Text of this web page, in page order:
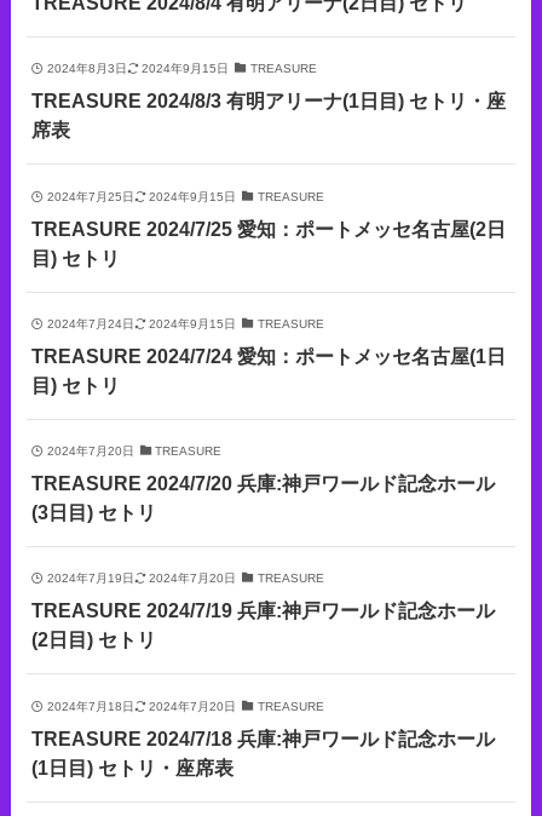
2024年8月3日 2024年9月15日 TREASURE
TREASURE 2024/8/3 有明アリーナ(1日目) セトリ・座
席表
2024年7月25日 2024年9月15日 TREASURE
TREASURE 2024/7/25 愛知：ポートメッセ名古屋(2日
目) セトリ
2024年7月24日 2024年9月15日 TREASURE
TREASURE 2024/7/24 愛知：ポートメッセ名古屋(1日
目) セトリ
2024年7月20日 TREASURE
TREASURE 2024/7/20 兵庫:神戸ワールド記念ホール
(3日目) セトリ
2024年7月19日 2024年7月20日 TREASURE
TREASURE 2024/7/19 兵庫:神戸ワールド記念ホール
(2日目) セトリ
2024年7月18日 2024年7月20日 TREASURE
TREASURE 2024/7/18 兵庫:神戸ワールド記念ホール
(1日目) セトリ・座席表